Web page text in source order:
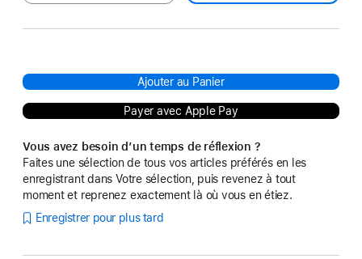
Ajouter au Panier
Payer avec Apple Pay
Vous avez besoin d’un temps de réflexion ?
Faites une sélection de tous vos articles préférés en les
enregistrant dans Votre sélection, puis revenez à tout
moment et reprenez exactement là où vous en étiez.
Enregistrer pour plus tard